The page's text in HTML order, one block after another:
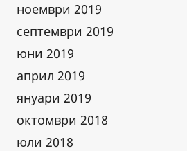
ноември 2019
септември 2019
юни 2019
април 2019
януари 2019
октомври 2018
юли 2018